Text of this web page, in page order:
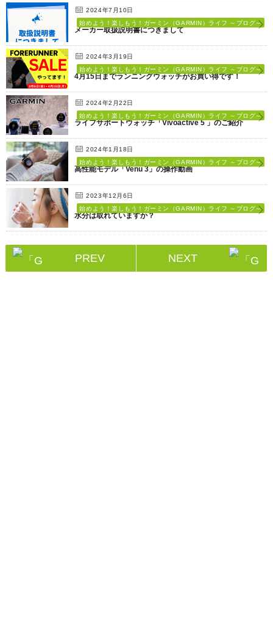
2024年7月10日
始めよう！楽しもう！ガーミン（GARMIN）ライフ ～ブログ～
メーカー取扱説明書につきまして
2024年3月19日
始めよう！楽しもう！ガーミン（GARMIN）ライフ ～ブログ～
4月15日までランニングウォッチがお買い得です！
2024年2月22日
始めよう！楽しもう！ガーミン（GARMIN）ライフ ～ブログ～
ライフサポートウォッチ「Vivoactive 5 」のご紹介
2024年1月18日
始めよう！楽しもう！ガーミン（GARMIN）ライフ ～ブログ～
高性能モデル「Venu 3」の操作動画
2023年12月6日
始めよう！楽しもう！ガーミン（GARMIN）ライフ ～ブログ～
水分は取れていますか？
PREV NEXT